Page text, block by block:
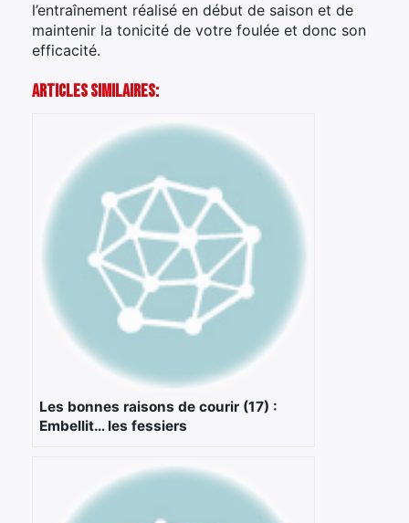
l’entraînement réalisé en début de saison et de
maintenir la tonicité de votre foulée et donc son
efficacité.
Articles Similaires:
Les bonnes raisons de courir (17) :
Embellit… les fessiers